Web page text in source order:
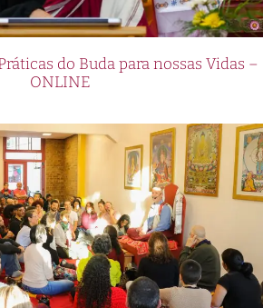
do Buda para nossas Vidas –
ONLINE